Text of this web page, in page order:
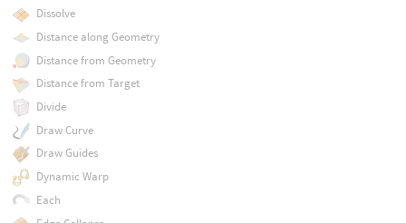
Dissolve
Distance along Geometry
Distance from Geometry
Distance from Target
Divide
Draw Curve
Draw Guides
Dynamic Warp
Each